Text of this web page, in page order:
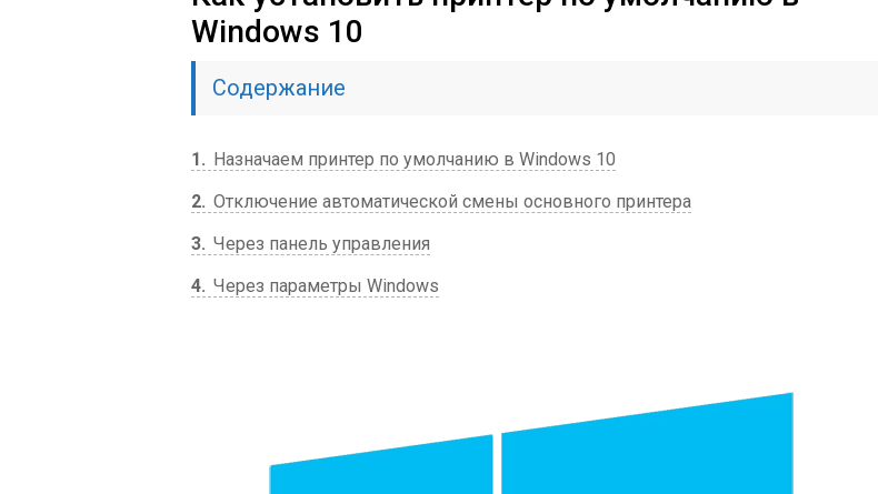
Windows 10
Содержание
1
Назначаем принтер по умолчанию в Windows 10
2 Отключение автоматической смены основного принтера
3 Через панель управления
4 Через параметры Windows